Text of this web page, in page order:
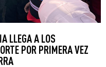
LLEGA A LOS
POR PRIMERA VEZ